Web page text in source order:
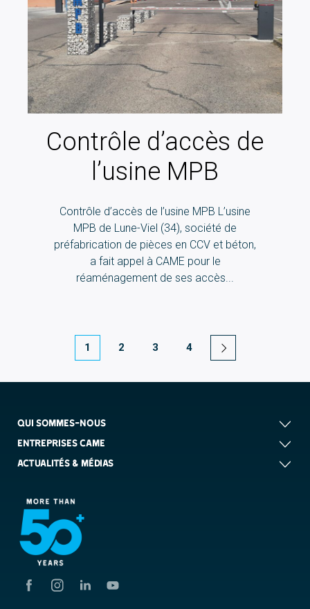
Contrôle d’accès de
l’usine MPB
Contrôle d’accès de l’usine MPB L’usine
MPB de Lune-Viel (34), société de
préfabrication de pièces en CCV et béton,
a fait appel à CAME pour le
réaménagement de ses accès...
1 2 3 4
QUI SOMMES-NOUS
ENTREPRISES CAME
ACTUALITÉS & MÉDIAS